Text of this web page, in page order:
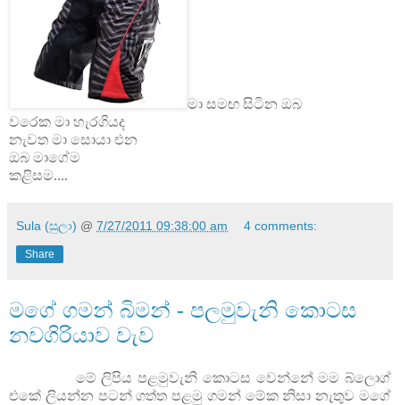
මා සමඟ සිටින ඔබ
වරෙක මා හැරගියද
නැවත මා සොයා එන
ඔබ මාගේම
කළිසම....
Sula (සුලා) @ 7/27/2011 09:38:00 am 4 comments:
Share
මගේ ගමන් බිමන් - පලමුවැනි කොටස
නවගිරියාව වැව
මේ ලිපිය පළමුවැනි කොටස වෙන්නේ මම බ්ලොග්
එකේ ලියන්න පටන් ගත්ත පළමු ගමන් මේක නිසා නැතුව මගේ